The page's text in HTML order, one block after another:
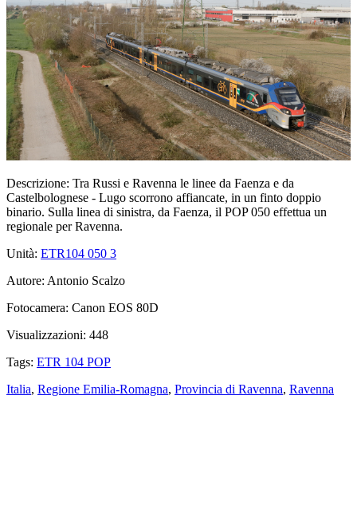
Descrizione: Tra Russi e Ravenna le linee da Faenza e da
Castelbolognese - Lugo scorrono affiancate, in un finto doppio
binario. Sulla linea di sinistra, da Faenza, il POP 050 effettua un
regionale per Ravenna.
Unità: ETR104 050 3
Autore: Antonio Scalzo
Fotocamera: Canon EOS 80D
Visualizzazioni: 448
Tags: ETR 104 POP
Italia, Regione Emilia-Romagna, Provincia di Ravenna, Ravenna